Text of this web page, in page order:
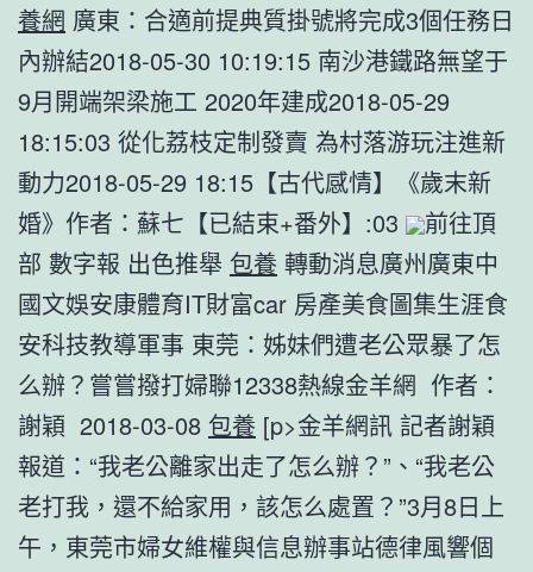
養網 廣東：合適前提典質掛號將完成3個任務日
內辦結2018-05-30 10:19:15 南沙港鐵路無望于
9月開端架梁施工 2020年建成2018-05-29
18:15:03 從化荔枝定制發賣 為村落游玩注進新
動力2018-05-29 18:15【古代感情】《歲末新
婚》作者：蘇七【已結束+番外】:03
前往頂
部 數字報 出色推舉 包養 轉動消息廣州廣東中
國文娛安康體育IT財富car 房產美食圖集生涯食
安科技教導軍事 東莞：姊妹們遭老公眾暴了怎
么辦？嘗嘗撥打婦聯12338熱線金羊網 作者：
謝穎 2018-03-08 包養 [p>金羊網訊 記者謝穎
報道：“我老公離家出走了怎么辦？”、“我老公
老打我，還不給家用，該怎么處置？”3月8日上
午，東莞市婦女維權與信息辦事站德律風響個